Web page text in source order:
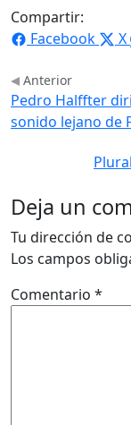
Compartir:
Facebook
X
Anterior
Pedro Halffter
sonido lejano de
Deja un
Tu dirección de
Los campos
Comentario *